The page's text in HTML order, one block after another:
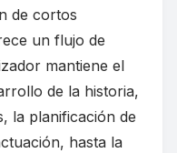
de cortos
un flujo de
mantiene el
de la historia,
la planificación de
hasta la